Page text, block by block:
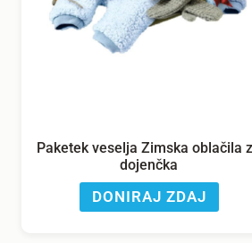
Paketek veselja Zimska oblačila
dojenčka
DONIRAJ ZDAJ